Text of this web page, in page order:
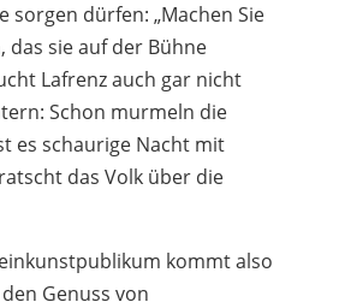
sorgen dürfen: „Machen Sie
das sie auf der Bühne
Lafrenz auch gar nicht
Schon murmeln die
es schaurige Nacht mit
das Volk über die
kommt also
Genuss von